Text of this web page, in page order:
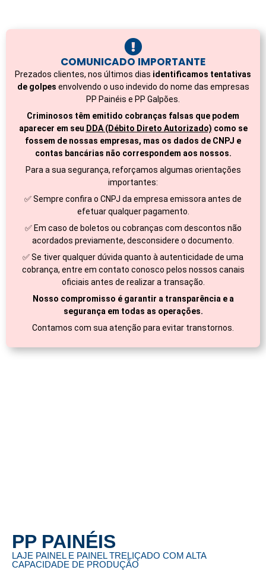
COMUNICADO IMPORTANTE
Prezados clientes, nos últimos dias identificamos tentativas
de golpes envolvendo o uso indevido do nome das empresas
PP Painéis e PP Galpões.
Criminosos têm emitido cobranças falsas que podem
aparecer em seu DDA (Débito Direto Autorizado) como se
fossem de nossas empresas, mas os dados de CNPJ e
contas bancárias não correspondem aos nossos.
Para a sua segurança, reforçamos algumas orientações
importantes:
✅ Sempre confira o CNPJ da empresa emissora antes de
efetuar qualquer pagamento.
✅ Em caso de boletos ou cobranças com descontos não
acordados previamente, desconsidere o documento.
✅ Se tiver qualquer dúvida quanto à autenticidade de uma
cobrança, entre em contato conosco pelos nossos canais
oficiais antes de realizar a transação.
Nosso compromisso é garantir a transparência e a
segurança em todas as operações.
Contamos com sua atenção para evitar transtornos.
PP PAINÉIS​
LAJE PAINEL E PAINEL TRELIÇADO COM ALTA
CAPACIDADE DE PRODUÇÃO